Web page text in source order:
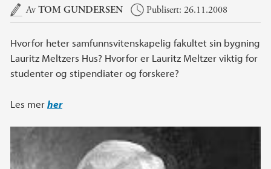
Hovedinnhold
AvTOM GUNDERSEN Publisert: 26.11.2008
Hvorfor heter samfunnsvitenskapelig fakultet sin bygning
Lauritz Meltzers Hus? Hvorfor er Lauritz Meltzer viktig for
studenter og stipendiater og forskere?
Les merher